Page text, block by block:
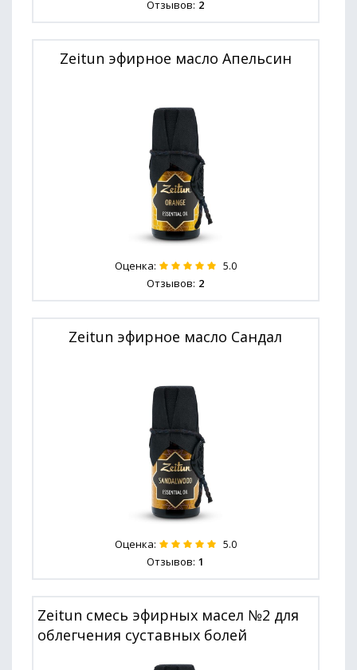
Отзывов: 2
Zeitun эфирное масло Апельсин
Оценка: 5.0
Отзывов: 2
Zeitun эфирное масло Сандал
Оценка: 5.0
Отзывов: 1
Zeitun смесь эфирных масел №2 для
облегчения суставных болей